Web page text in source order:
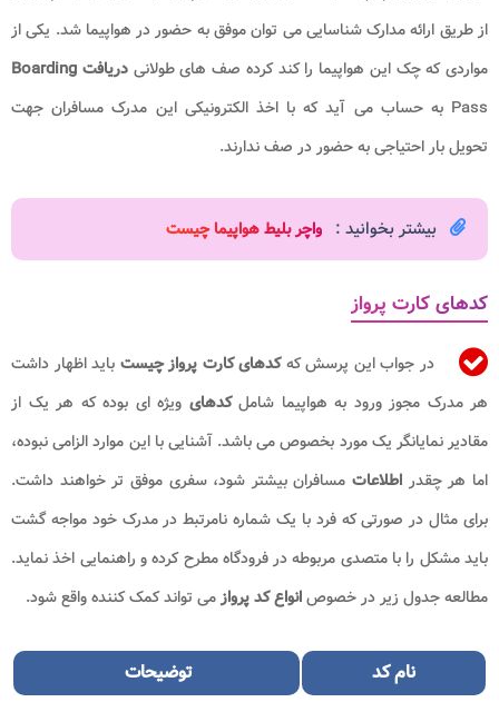
از طریق ارائه مدارک شناسایی می توان موفق به حضور در هواپیما شد. یکی از
مواردی که چک این هواپیما را کند کرده صف های طولانیدریافت Boarding
Pass به حساب می آید که با اخذ الکترونیکی این مدرک مسافران جهت
تحویل بار احتیاجی به حضور در صف ندارند.
بیشتر بخوانید : واچر بلیط هواپیما چیست
کدهای کارت پرواز
در جواب این پرسش کهکدهای کارت پرواز چیست باید اظهار داشت
هر مدرک مجوز ورود به هواپیما شاملکدهای ویژه ای بوده که هر یک از
مقادیر نمایانگر یک مورد بخصوص می باشد. آشنایی با این موارد الزامی نبوده،
اما هر چقدر اطلاعاتمسافران بیشتر شود، سفری موفق تر خواهند داشت.
برای مثال در صورتی که فرد با یک شماره نامرتبط در مدرک خود مواجه گشت
باید مشکل را با متصدی مربوطه در فرودگاه مطرح کرده و راهنمایی اخذ نماید.
مطالعه جدول زیر در خصوصانواع کد پروازمی تواند کمک کننده واقع شود.
نامکد توضیحات